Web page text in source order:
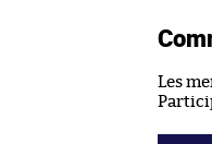
Les